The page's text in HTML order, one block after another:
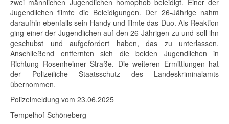
Jugendlichen filmte die Beleidigungen. Der 26-Jährige nahm
daraufhin ebenfalls sein Handy und filmte das Duo. Als Reaktion
ging einer der Jugendlichen auf den 26-Jährigen zu und soll ihn
geschubst und aufgefordert haben, das zu unterlassen.
Anschließend entfernten sich die beiden Jugendlichen in
Richtung Rosenheimer Straße. Die weiteren Ermittlungen hat
der Polizeiliche Staatsschutz des Landeskriminalamts
übernommen.
Polizeimeldung vom 23.06.2025
Tempelhof-Schöneberg